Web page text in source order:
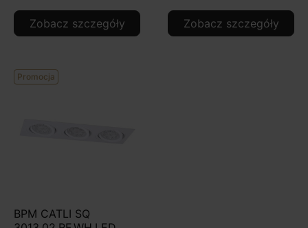
Zobacz szczegóły Zobacz szczegóły
Promocja
BPM CATLI SQ